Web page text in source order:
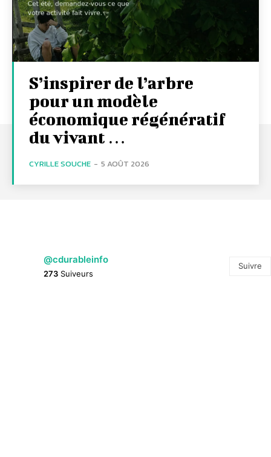
S’inspirer de l’arbre
pour un modèle
économique régénératif
du vivant …
CYRILLE SOUCHE - 5 AOÛT 2026
@cdurableinfo
273 Suiveurs
Suivre